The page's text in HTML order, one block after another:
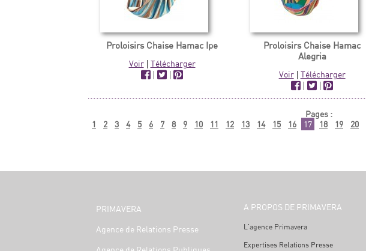
Proloisirs Chaise Hamac Ipe
Voir| Télécharger
|
|
Proloisirs Chaise Hamac
Alegria
Voir| Télécharger
|
|
Pages :
1
2 3 4 5 6 7 8 9 10 11 12 13 14 15 16 17 18 19 20
PRIMAVERA
Agence de Relations Presse
A PROPOS DE PRIMAVERA
L'agence Primavera
Expertises Relations Presse